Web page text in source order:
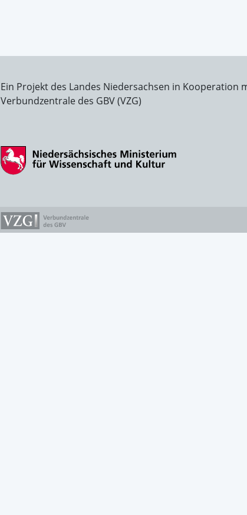
Ein Projekt des Landes Niedersachsen in Kooperation
Verbundzentrale des GBV (VZG)